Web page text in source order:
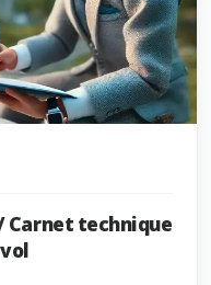
Carnet technique